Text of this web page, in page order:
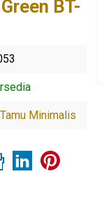
BT-
Minimalis